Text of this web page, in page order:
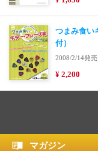
つまみ食い
付）
2008/2/14発売
¥ 2,200
マガジン